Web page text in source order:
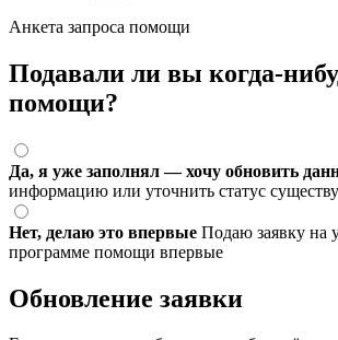
Анкета запроса помощи
Подавали ли вы когда-
помощи?
Да, я уже заполнял — хочу обновить
информацию или уточнить статус
Нет, делаю это впервые Подаю заявку на
программе помощи впервые
Обновление заявки